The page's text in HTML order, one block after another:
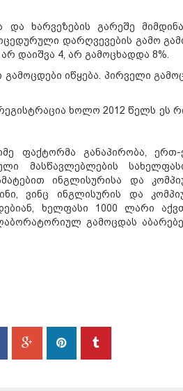
და ხარვეზების გარეშე
დარღვევების გამო
დაიშვა 4, არ გამოცხადდა 8%.
გამოცდები იწყება. პირველი
ხოლო 2012 წელს ეს
ფაქტორმა განაპირობა,
მასწავლებლების
ინგლისურისა და
ვინც ინგლისურის და
ხელფასი 1000 ლარი
გამოცდას